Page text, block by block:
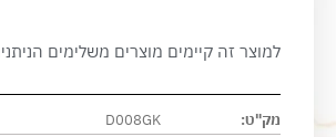
למוצר זה קיימים מוצרים משלימים
מק"ט:
D008GK